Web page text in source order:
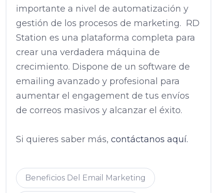
importante a nivel de automatización y
gestión de los procesos de marketing. RD
Station es una plataforma completa para
crear una verdadera máquina de
crecimiento. Dispone de un software de
emailing avanzado y profesional para
aumentar el engagement de tus envíos
de correos masivos y alcanzar el éxito.
Si quieres saber más, contáctanos aquí.
Beneficios Del Email Marketing